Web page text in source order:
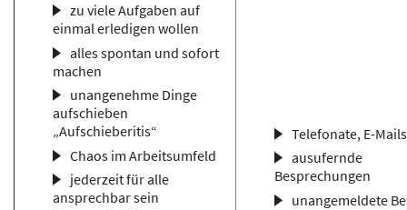
zu viele Aufgaben auf
einmal erledigen wollen
alles spontan und sofort
machen
unangenehme Dinge
aufschieben
„Aufschieberitis“
Chaos im Arbeitsumfeld
jederzeit für alle
ansprechbar sein
Telefonate, E-Mails
ausufernde
Besprechungen
unangemeldete